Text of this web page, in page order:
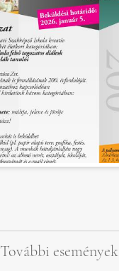
További események